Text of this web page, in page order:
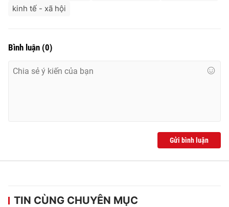
kinh tế - xã hội
Bình luận (0)
Gửi bình luận
TIN CÙNG CHUYÊN MỤC